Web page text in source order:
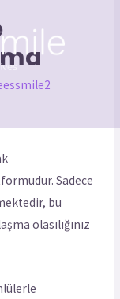
Sadece
bu
olasılığınız